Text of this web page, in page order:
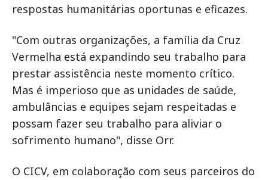
respostas humanitárias oportunas e eficazes.
"Com outras organizações, a família da Cruz
Vermelha está expandindo seu trabalho para
prestar assistência neste momento crítico.
Mas é imperioso que as unidades de saúde,
ambulâncias e equipes sejam respeitadas e
possam fazer seu trabalho para aliviar o
sofrimento humano", disse Orr.
O CICV, em colaboração com seus parceiros do